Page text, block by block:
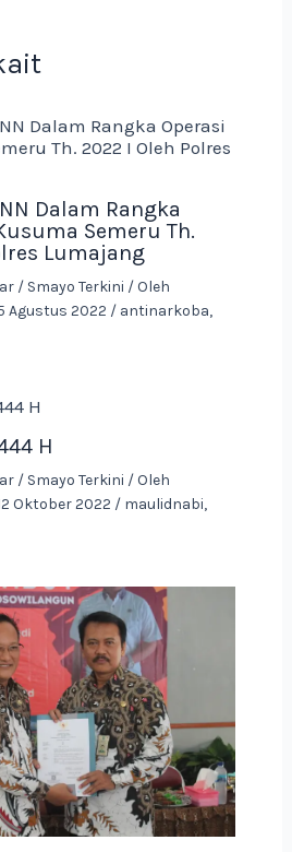
Dalam Rangka
Semeru Th.
Lumajang
/ Smayo Terkini / Oleh
Agustus 2022 / antinarkoba,
H
/ Smayo Terkini / Oleh
Oktober 2022 / maulidnabi,